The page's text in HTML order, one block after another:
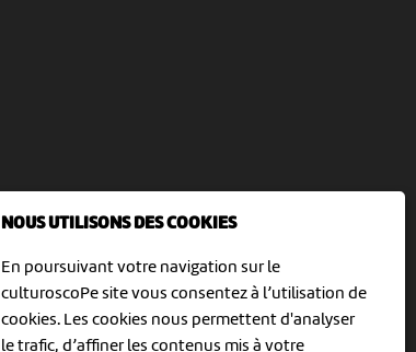
NOUS UTILISONS DES COOKIES
En poursuivant votre navigation sur le
culturoscoPe site vous consentez à l’utilisation de
cookies. Les cookies nous permettent d'analyser
le trafic, d’affiner les contenus mis à votre